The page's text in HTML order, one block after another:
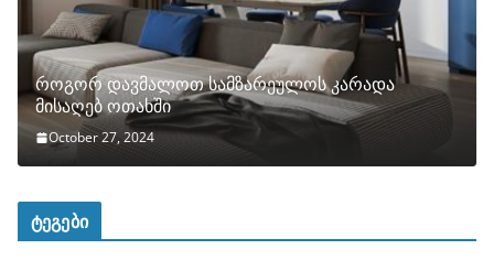
როგორ დავმალოთ სამზარეულოს კარადა
მისაღებ ოთახში
October 27, 2024
ტეგები